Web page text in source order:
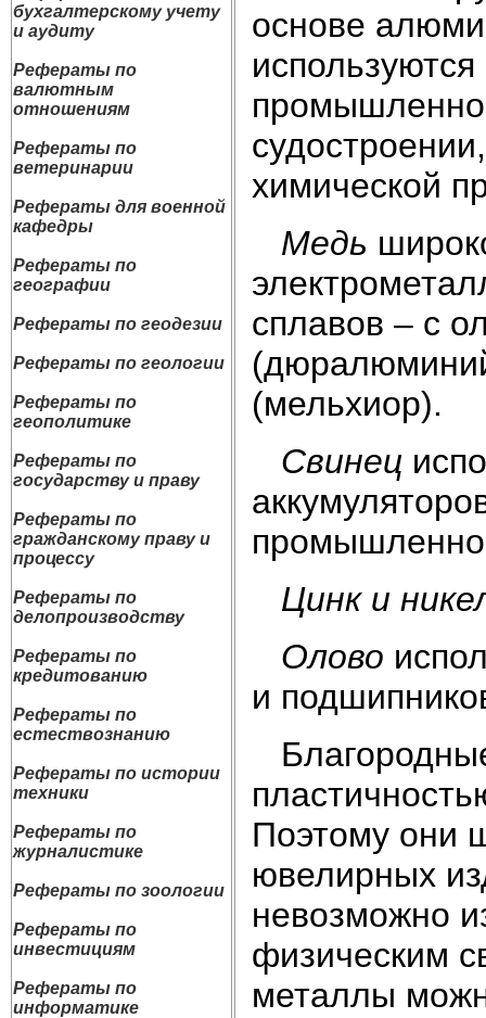
бухгалтерскому учету
и аудиту
Рефераты по
валютным
отношениям
Рефераты по
ветеринарии
Рефераты для военной
кафедры
Рефераты по
географии
Рефераты по геодезии
Рефераты по геологии
Рефераты по
геополитике
Рефераты по
государству и праву
Рефераты по
гражданскому праву и
процессу
Рефераты по
делопроизводству
Рефераты по
кредитованию
Рефераты по
естествознанию
Рефераты по истории
техники
Рефераты по
журналистике
Рефераты по зоологии
Рефераты по
инвестициям
Рефераты по
информатике
основе
химической
Медь
сплавов – с
(мельхиор).
Свинец
Цинк и
Олово
и
Поэтому они
ювелирных
невозможно
физическим
металлы